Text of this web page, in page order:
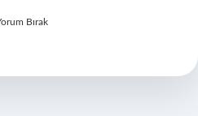
Bırak